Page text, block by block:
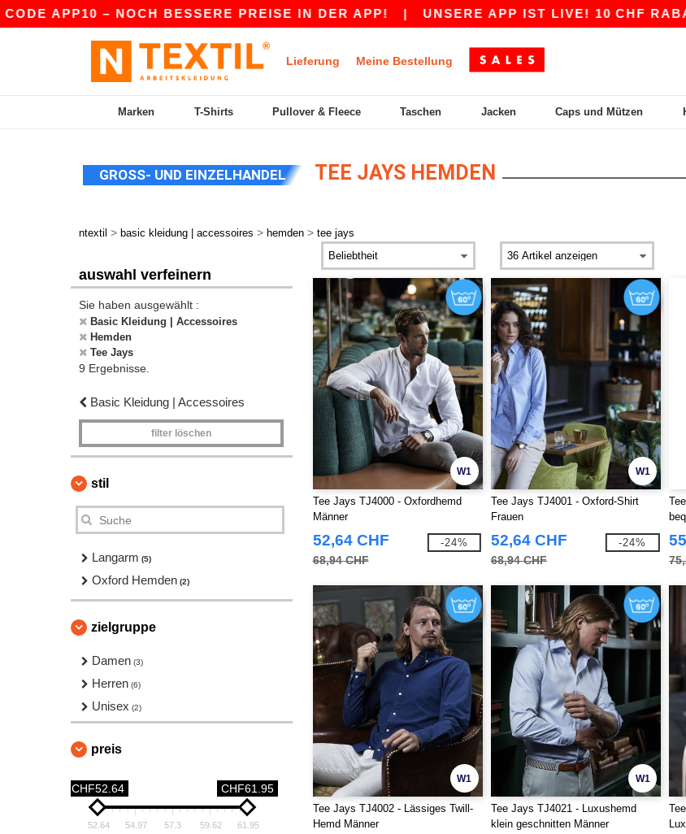
APP10 – NOCH BESSERE PREISE IN DER APP!| UNSERE APP IST LIVE! 10 CHF
Lieferung Meine Bestellung
Marken T-Shirts Pullover & Fleece Taschen Jacken Caps und Mützen
GROSS- UND EINZELHANDEL TEE JAYS HEMDEN
ntextil > basic kleidung | accessoires > hemden > tee jays
auswahl verfeinern
Sie haben ausgewählt :
Basic Kleidung | Accessoires
Hemden
Tee Jays
9 Ergebnisse.
Basic Kleidung | Accessoires
filter löschen
stil
Langarm (5)
Oxford Hemden (2)
zielgruppe
Damen (3)
Herren (6)
Unisex (2)
preis
CHF52.64 CHF61.95
52.64 54.97 57.3 59.62 61.95
W1
Tee Jays TJ4000 - Oxfordhemd
Männer
52,64 CHF
68,94 CHF
-24%
W1
Tee Jays TJ4001 - Oxford-Shirt
Frauen
52,64 CHF
68,94 CHF
-24%
W1
Tee Jays TJ4002 - Lässiges Twill-
Hemd Männer
W1
Tee Jays TJ4021 - Luxushemd
klein geschnitten Männer